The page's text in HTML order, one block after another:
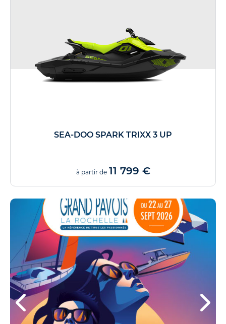
SEA-DOO SPARK TRIXX 3 UP
à partir de 11 799 €